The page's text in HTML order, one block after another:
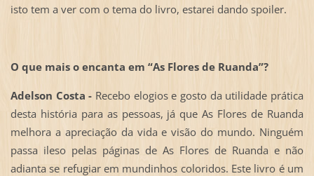
isto tem a ver com o tema do livro, estarei dando spoiler.
O que mais o encanta em “As Flores de Ruanda”?
Adelson Costa - Recebo elogios e gosto da utilidade prática
desta história para as pessoas, já que As Flores de Ruanda
melhora a apreciação da vida e visão do mundo. Ninguém
passa ileso pelas páginas de As Flores de Ruanda e não
adianta se refugiar em mundinhos coloridos. Este livro é um